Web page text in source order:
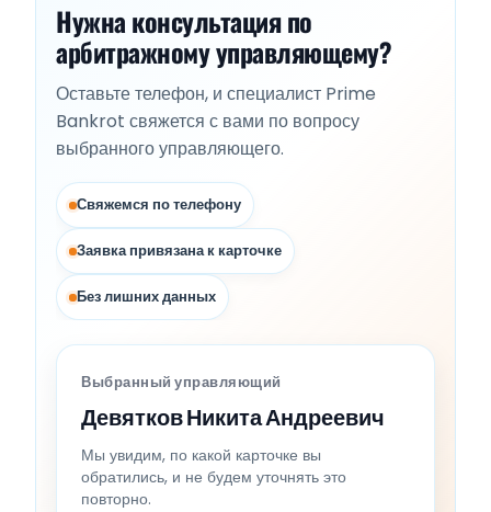
Нужна консультация по
арбитражному управляющему?
Оставьте телефон, и специалист Prime
Bankrot свяжется с вами по вопросу
выбранного управляющего.
Свяжемся по телефону
Заявка привязана к карточке
Без лишних данных
Выбранный управляющий
Девятков Никита Андреевич
Мы увидим, по какой карточке вы
обратились, и не будем уточнять это
повторно.